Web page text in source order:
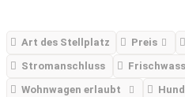
Art des Stellplatz Preis
Stromanschluss
Wohnwagen erlaubt